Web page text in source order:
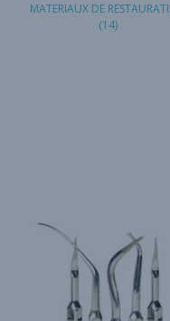
MATERIAUX DE
(14)